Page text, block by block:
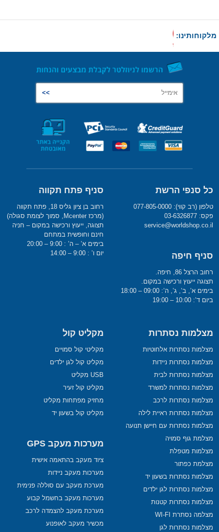
מלקוחותינו:
כל סנפי הרשת
טלפון (רב קווי): 077-805-0000
פקס: 03-6326877
service@worldshop.co.il
סניף חיפה
רחוב הרצל 86, חיפה.
תצוגה ייעוץ ורכישה במקום.
בימים א’, ב’, ג’, ה’: 09:00 – 18:00
ביום ד’: 10:00 – 19:00
סניף פתח תקווה
רחוב בן ציון גליס 18, פתח תקווה
(מרכז Mcenter, סמוך לצומת סגולה)
תצוגה, ייעוץ ורכישה במקום – חניה
חינם וחופשית במתחם
בימים א’ – ה’ : 9:00 – 20:00
יום ו’ : 9:00 – 14:00
מצלמות נסתרות
מצלמות נסתרות אלחוטיות
מצלמות נסתרות ניידות
מצלמות נסתרות לבית
מצלמות נסתרות למשרד
מצלמות נסתרות לרכב
מצלמות נסתרות ראיית לילה
מצלמות נסתרות עם חיישן תנועה
מצלמת גוף סמויה
מצלמות מטפלת
מצלמת כפתור
מצלמות נסתרות בשעון יד
מצלמות נסתרות לגן ילדים
מצלמות נסתרות קטנות
מצלמה נסתרת WI-FI
מצלמות נסתרות לגן
מקליט קול
מקליטי קול סמויים
מקליט קול לגן ילדים
USB מקליט
מקליט קול זעיר
מחזיק מפתחות מקליט
מקליט קול בשעון יד
מערכות מעקב GPS
ציוד מעקב בהתאמה אישית
מערכות מעקב ניידות
מערכת מעקב עם סוללה פנימית
מערכות מעקב בחשמל קבוע
מערכת מעקב להצמדה לרכב
מכשיר מעקב לאופנוע